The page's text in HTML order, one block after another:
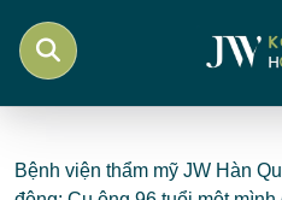
Bệnh viện thẩm mỹ JW Hàn